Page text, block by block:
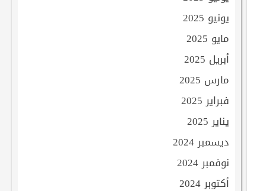
يونيو 2025
مايو 2025
أبريل 2025
مارس 2025
فبراير 2025
يناير 2025
ديسمبر 2024
نوفمبر 2024
أكتوبر 2024